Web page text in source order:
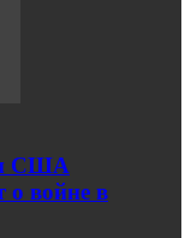
и США
о войне в